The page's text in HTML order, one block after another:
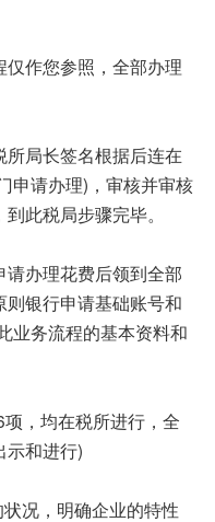
作您参照，全部办理
局长签名根据后连在
申请办理)，审核并审核
此税局步骤完毕。
办理花费后领到全部
银行申请基础账号和
业务流程的基本资料和
，均在税所进行，全
示和进行)
况，明确企业的特性